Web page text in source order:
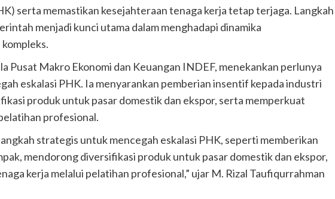
serta memastikan kesejahteraan tenaga kerja tetap terjaga. Langkah
menjadi kunci utama dalam menghadapi dinamika
Pusat Makro Ekonomi dan Keuangan INDEF, menekankan perlunya
eskalasi PHK. Ia menyarankan pemberian insentif kepada industri
produk untuk pasar domestik dan ekspor, serta memperkuat
profesional.
strategis untuk mencegah eskalasi PHK, seperti memberikan
mendorong diversifikasi produk untuk pasar domestik dan ekspor,
kerja melalui pelatihan profesional,” ujar M. Rizal Taufiqurrahman